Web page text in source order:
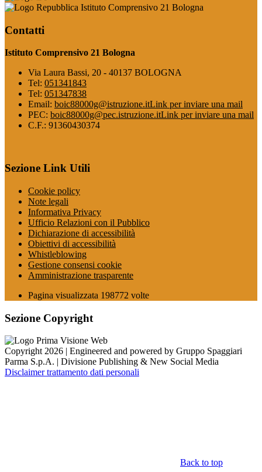
Istituto Comprensivo 21 Bologna
Contatti
Istituto Comprensivo 21 Bologna
Via Laura Bassi, 20 - 40137 BOLOGNA
Tel: 051341843
Tel: 051347838
Email: boic88000g@istruzione.itLink per inviare una mail
PEC: boic88000g@pec.istruzione.itLink per inviare una mail
C.F.: 91360430374
Sezione Link Utili
Cookie policy
Note legali
Informativa Privacy
Ufficio Relazioni con il Pubblico
Dichiarazione di accessibilità
Obiettivi di accessibilità
Whistleblowing
Gestione consensi cookie
Amministrazione trasparente
Pagina visualizzata 198772 volte
Sezione Copyright
Copyright 2026 | Engineered and powered by Gruppo Spaggiari
Parma S.p.A. | Divisione Publishing & New Social Media
Disclaimer trattamento dati personali
Back to top